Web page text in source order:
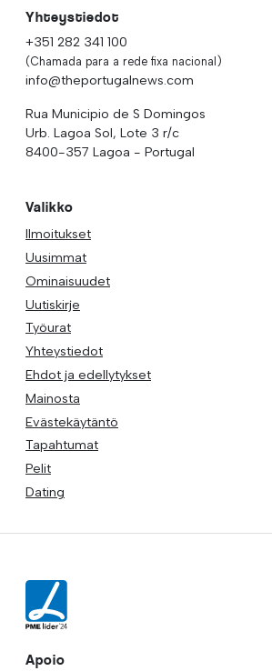
Yhteystiedot
+351 282 341 100
(Chamada para a rede fixa nacional)
info@theportugalnews.com
Rua Municipio de S Domingos
Urb. Lagoa Sol, Lote 3 r/c
8400-357 Lagoa - Portugal
Valikko
Ilmoitukset
Uusimmat
Ominaisuudet
Uutiskirje
Työurat
Yhteystiedot
Ehdot ja edellytykset
Mainosta
Evästekäytäntö
Tapahtumat
Pelit
Dating
Apoio